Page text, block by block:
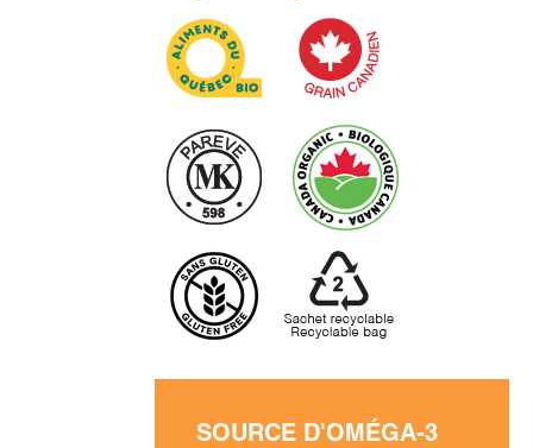
SOURCE D'OMÉGA-3